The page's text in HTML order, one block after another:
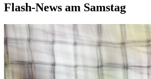
Flash-News am Samstag